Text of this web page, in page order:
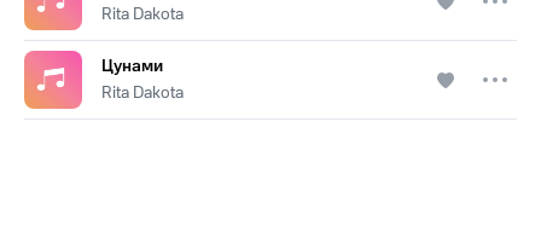
Rita Dakota
Цунами
Rita Dakota